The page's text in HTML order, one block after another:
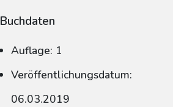
Buchdaten
Auflage: 1
Veröffentlichungsdatum:
06.03.2019